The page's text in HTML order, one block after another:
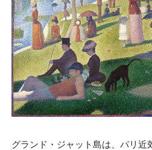
グランド・ジャット島は、パリ近